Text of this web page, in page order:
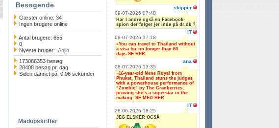
Besøgende
Gæster online: 34
Ingen brugere online
Antal brugere: 655
0
Nyeste bruger: Anjin
173086353 besøg
28408 besøg pr. dag
Siden dannet på: 0.06 sekunder
Madopskrifter
skipper
09-07-2026 07:48
Har I andre også en Facebook-
spion der følger jer inde på dr.dk ?
IT
08-07-2026 17:18
»You can travel to Thailand without
a visa for no longer than 60
days.SE HER
ana
08-07-2026 13:35
»16-year-old Nene Royal from
Phuket, Thailand stuns the judges
with a powerhouse performance of
“Zombie” by The Cranberries,
proving she’s a superstar in the
making. SE MED HER
IT
28-06-2026 18:25
JEG ELSKER OGSÅ